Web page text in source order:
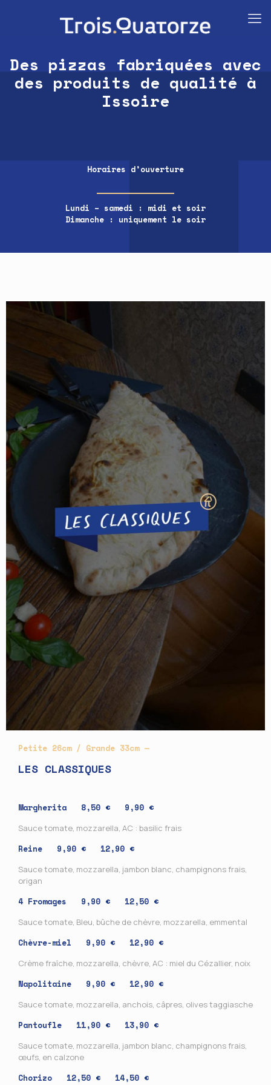
Des pizzas fabriquées avec
des produits de qualité à
Issoire
Horaires d’ouverture
Lundi – samedi : midi et soir
Dimanche : uniquement le soir
Petite 26cm / Grande 33cm —
LES CLASSIQUES
Margherita 8,50 € 9,90 €
Sauce tomate, mozzarella, AC : basilic frais
Reine 9,90 € 12,90 €
Sauce tomate, mozzarella, jambon blanc, champignons frais,
origan
4 Fromages 9,90 € 12,50 €
Sauce tomate, Bleu, bûche de chèvre, mozzarella, emmental
Chèvre-miel 9,90 € 12,90 €
Crème fraîche, mozzarella, chèvre, AC : miel du Cézallier, noix
Napolitaine 9,90 € 12,90 €
Sauce tomate, mozzarella, anchois, câpres, olives taggiasche
Pantoufle 11,90 € 13,90 €
Sauce tomate, mozzarella, jambon blanc, champignons frais,
œufs, en calzone
Chorizo 12,50 € 14,50 €